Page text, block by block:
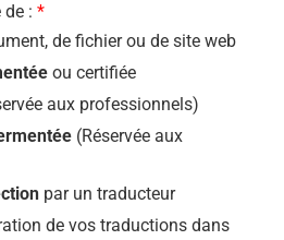
: *
de fichier ou de site web
ou certifiée
aux professionnels)
(Réservée aux
par un traducteur
de vos traductions dans